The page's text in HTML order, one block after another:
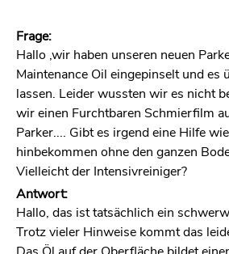
Frage:
Hallo ,wir haben unseren neuen
Maintenance Oil eingepinselt und es
lassen. Leider wussten wir es nicht
wir einen Furchtbaren Schmierfilm
Parker.... Gibt es irgend eine Hilfe
hinbekommen ohne den ganzen
Vielleicht der Intensivreiniger?
Antwort:
Hallo, das ist tatsächlich ein
Trotz vieler Hinweise kommt das